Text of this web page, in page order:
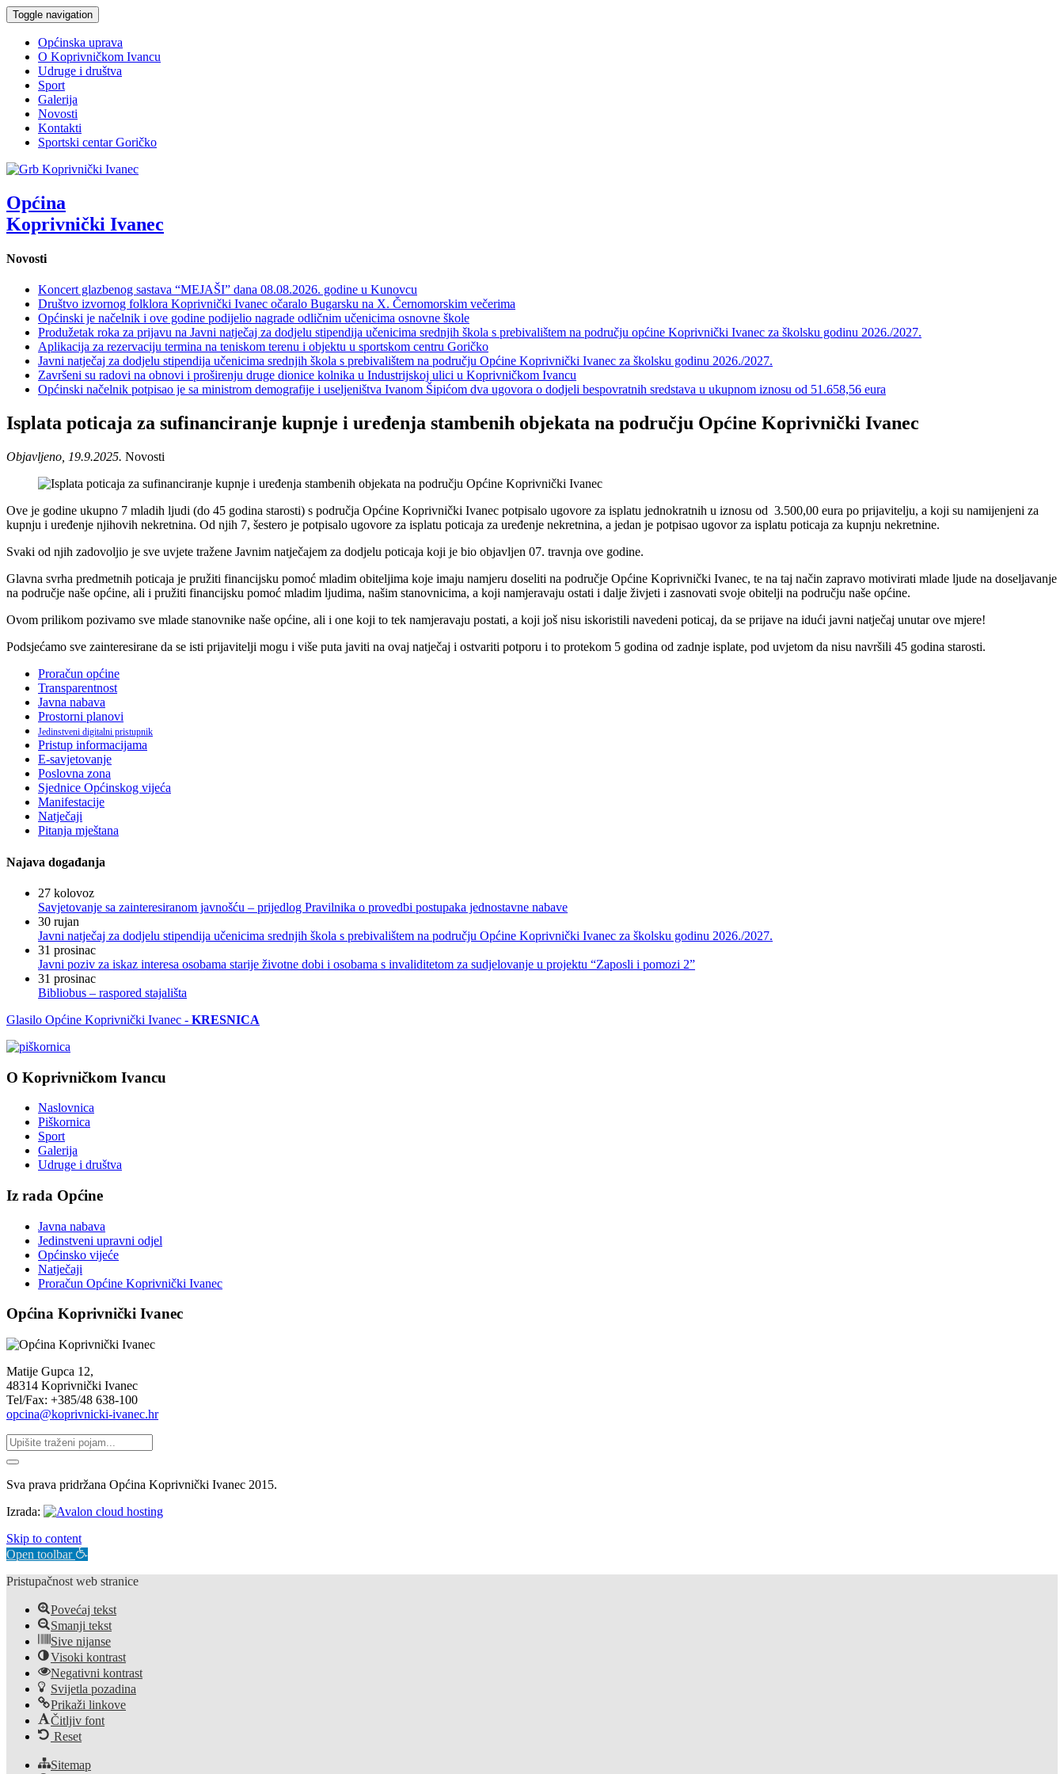
Toggle navigation
Općinska uprava
O Koprivničkom Ivancu
Udruge i društva
Sport
Galerija
Novosti
Kontakti
Sportski centar Goričko
Općina
Koprivnički Ivanec
Novosti
Koncert glazbenog sastava “MEJAŠI” dana 08.08.2026. godine u Kunovcu
Društvo izvornog folklora Koprivnički Ivanec očaralo Bugarsku na X. Černomorskim večerima
Općinski je načelnik i ove godine podijelio nagrade odličnim učenicima osnovne škole
Produžetak roka za prijavu na Javni natječaj za dodjelu stipendija učenicima srednjih škola s prebivalištem na području općine Koprivnički Ivanec za školsku godinu 2026./2027.
Aplikacija za rezervaciju termina na teniskom terenu i objektu u sportskom centru Goričko
Javni natječaj za dodjelu stipendija učenicima srednjih škola s prebivalištem na području Općine Koprivnički Ivanec za školsku godinu 2026./2027.
Završeni su radovi na obnovi i proširenju druge dionice kolnika u Industrijskoj ulici u Koprivničkom Ivancu
Općinski načelnik potpisao je sa ministrom demografije i useljeništva Ivanom Šipićom dva ugovora o dodjeli bespovratnih sredstava u ukupnom iznosu od 51.658,56 eura
Isplata poticaja za sufinanciranje kupnje i uređenja stambenih objekata na području Općine Koprivnički Ivanec
Objavljeno, 19.9.2025. Novosti
Ove je godine ukupno 7 mladih ljudi (do 45 godina starosti) s područja Općine Koprivnički Ivanec potpisalo ugovore za isplatu jednokratnih u iznosu od 3.500,00 eura po prijavitelju, a koji su namijenjeni za
kupnju i uređenje njihovih nekretnina. Od njih 7, šestero je potpisalo ugovore za isplatu poticaja za uređenje nekretnina, a jedan je potpisao ugovor za isplatu poticaja za kupnju nekretnine.
Svaki od njih zadovoljio je sve uvjete tražene Javnim natječajem za dodjelu poticaja koji je bio objavljen 07. travnja ove godine.
Glavna svrha predmetnih poticaja je pružiti financijsku pomoć mladim obiteljima koje imaju namjeru doseliti na područje Općine Koprivnički Ivanec, te na taj način zapravo motivirati mlade ljude na doseljavanje
na područje naše općine, ali i pružiti financijsku pomoć mladim ljudima, našim stanovnicima, a koji namjeravaju ostati i dalje živjeti i zasnovati svoje obitelji na području naše općine.
Ovom prilikom pozivamo sve mlade stanovnike naše općine, ali i one koji to tek namjeravaju postati, a koji još nisu iskoristili navedeni poticaj, da se prijave na idući javni natječaj unutar ove mjere!
Podsjećamo sve zainteresirane da se isti prijavitelji mogu i više puta javiti na ovaj natječaj i ostvariti potporu i to protekom 5 godina od zadnje isplate, pod uvjetom da nisu navršili 45 godina starosti.
Proračun općine
Transparentnost
Javna nabava
Prostorni planovi
Jedinstveni digitalni pristupnik
Pristup informacijama
E-savjetovanje
Poslovna zona
Sjednice Općinskog vijeća
Manifestacije
Natječaji
Pitanja mještana
Najava događanja
27 kolovoz
Savjetovanje sa zainteresiranom javnošću – prijedlog Pravilnika o provedbi postupaka jednostavne nabave
30 rujan
Javni natječaj za dodjelu stipendija učenicima srednjih škola s prebivalištem na području Općine Koprivnički Ivanec za školsku godinu 2026./2027.
31 prosinac
Javni poziv za iskaz interesa osobama starije životne dobi i osobama s invaliditetom za sudjelovanje u projektu “Zaposli i pomozi 2”
31 prosinac
Bibliobus – raspored stajališta
Glasilo Općine Koprivnički Ivanec - KRESNICA
O Koprivničkom Ivancu
Naslovnica
Piškornica
Sport
Galerija
Udruge i društva
Iz rada Općine
Javna nabava
Jedinstveni upravni odjel
Općinsko vijeće
Natječaji
Proračun Općine Koprivnički Ivanec
Općina Koprivnički Ivanec
Matije Gupca 12,
48314 Koprivnički Ivanec
Tel/Fax: +385/48 638-100
opcina@koprivnicki-ivanec.hr
Sva prava pridržana Općina Koprivnički Ivanec 2015.
Izrada:
Skip to content
Open toolbar
Pristupačnost web stranice
Povećaj tekst
Smanji tekst
Sive nijanse
Visoki kontrast
Negativni kontrast
Svijetla pozadina
Prikaži linkove
Čitljiv font
Reset
Sitemap